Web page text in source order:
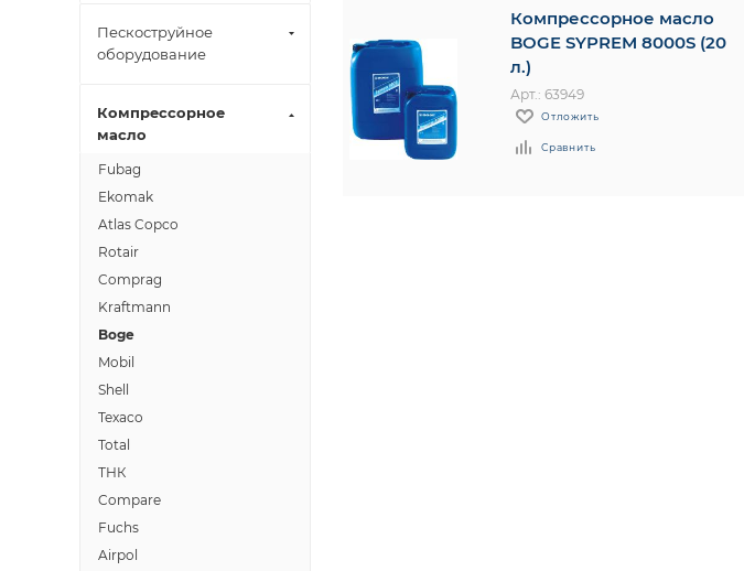
Компрессорное масло
BOGE SYPREM 8000S (20
л.)
Арт.: 63949
Отложить
Сравнить
Пескоструйное
оборудование
Компрессорное
масло
Fubag
Ekomak
Atlas Copco
Rotair
Comprag
Kraftmann
Boge
Mobil
Shell
Texaco
Total
ТНК
Compare
Fuchs
Airpol